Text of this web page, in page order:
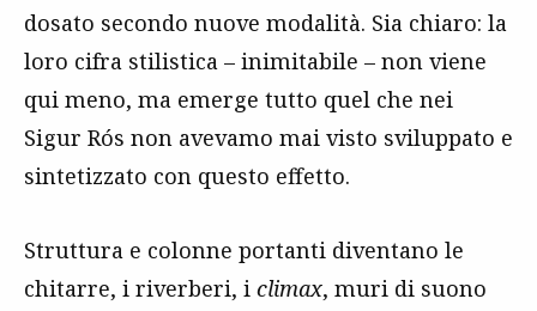
dosato secondo nuove modalità. Sia chiaro: la
loro cifra stilistica – inimitabile – non viene
qui meno, ma emerge tutto quel che nei
Sigur Rós non avevamo mai visto sviluppato e
sintetizzato con questo effetto.
Struttura e colonne portanti diventano le
chitarre, i riverberi, i climax, muri di suono